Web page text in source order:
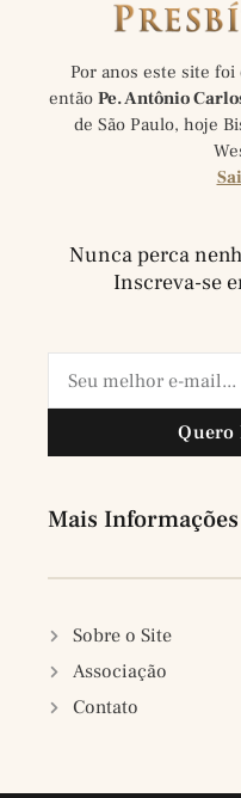
Por anos este site
então Pe. Antônio
de São Paulo, hoje
Nunca perca
Inscreva-se
Quero
Mais Informações
Sobre o Site
Associação
Contato